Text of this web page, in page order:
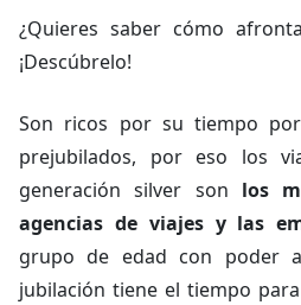
¿Quieres saber cómo
¡Descúbrelo!
Son ricos por su tiempo
prejubilados, por eso los
generación silver son los
agencias de viajes y las
grupo de edad con poder
jubilación tiene el tiempo